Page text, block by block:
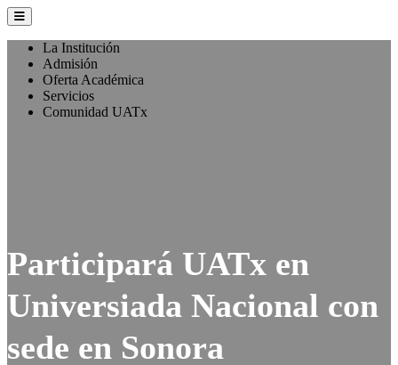
La Institución
Admisión
Oferta Académica
Servicios
Comunidad UATx
Participará UATx en
Universiada Nacional con
sede en Sonora